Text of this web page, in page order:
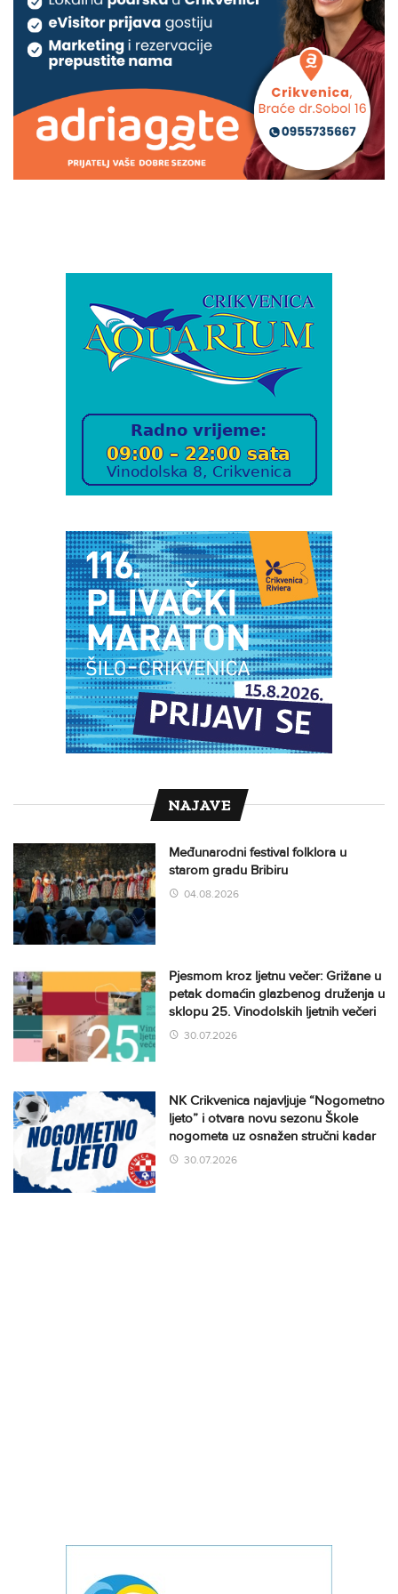
NAJAVE
Međunarodni festival folklora u
starom gradu Bribiru
04.08.2026
Pjesmom kroz ljetnu večer: Grižane u
petak domaćin glazbenog druženja u
sklopu 25. Vinodolskih ljetnih večeri
30.07.2026
NK Crikvenica najavljuje “Nogometno
ljeto” i otvara novu sezonu Škole
nogometa uz osnažen stručni kadar
30.07.2026